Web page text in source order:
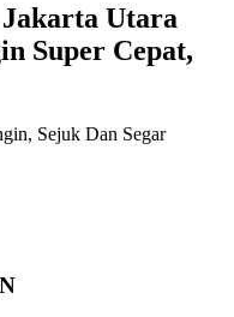
Utara
Super Cepat,
Sejuk Dan Segar